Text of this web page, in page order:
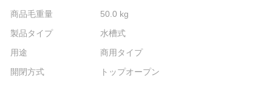
商品毛重量
50.0 kg
製品タイプ
水槽式
用途
商用タイプ
開閉方式
トップオープン